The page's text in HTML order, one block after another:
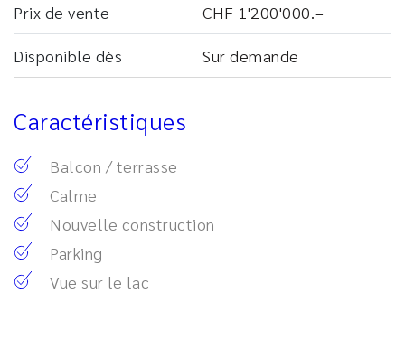
Prix ​​de vente CHF 1'200'000.–
Disponible dès Sur demande
Caractéristiques
Balcon / terrasse
Calme
Nouvelle construction
Parking
Vue sur le lac